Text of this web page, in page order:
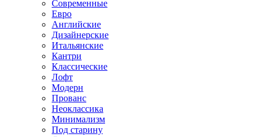
Современные
Евро
Английские
Дизайнерские
Итальянские
Кантри
Классические
Лофт
Модерн
Прованс
Неоклассика
Минимализм
Под старину